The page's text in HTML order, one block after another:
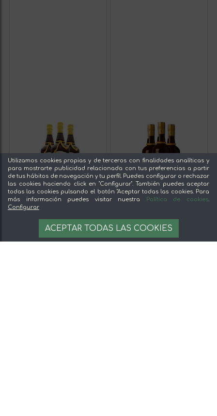
Utilizamos cookies propias y de terceros con finalidades analíticas y
para mostrarte publicidad relacionada con tus preferencias a partir
de tus hábitos de navegación y tu perfil. Puedes configurar o rechazar
las cookies haciendo click en "Configurar". También puedes aceptar
todas las cookies pulsando el botón "Aceptar todas las cookies. Para
más información puedes visitar nuestra
Política de cookies.
Configurar
ACEPTAR TODAS LAS COOKIES